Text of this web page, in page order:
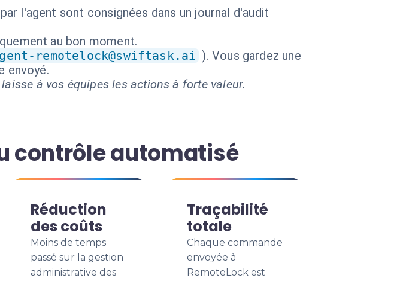
l'agent sont consignées dans un journal d'audit
au bon moment.
remotelock@swiftask.ai ). Vous gardez une
envoyé.
à vos équipes les actions à forte valeur.
contrôle automatisé
Réduction
des coûts
Moins de temps
passé sur la gestion
administrative des
Traçabilité
totale
Chaque commande
envoyée à
RemoteLock est